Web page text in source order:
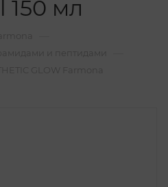
150 мл